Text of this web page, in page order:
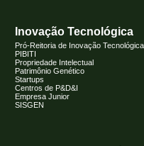
Inovação Tecnológica
Pró-Reitoria de Inovação Tecnológica
PIBITI
Propriedade Intelectual
Patrimônio Genético
Startups
Centros de P&D&I
Empresa Junior
SISGEN